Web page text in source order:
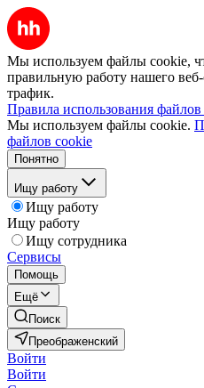
Мы используем файлы cookie,
правильную работу нашего веб-
трафик.
Правила использования
Мы используем файлы cookie.
файлов cookie
Понятно
Ищу работу
Ищу работу
Ищу работу
Ищу сотрудника
Сервисы
Помощь
Ещё
Поиск
Преображенский
Войти
Войти